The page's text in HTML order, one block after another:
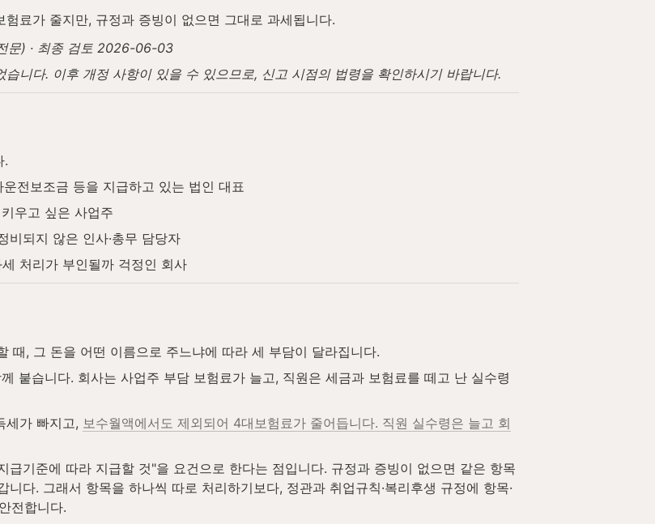
료가 줄지만, 규정과 증빙이 없으면 그대로 과세됩니다.
문) · 최종 검토 2026-06-03
니다. 이후 개정 사항이 있을 수 있으므로, 신고 시점의 법령을 확인하시기 바랍니다.
.
운전보조금 등을 지급하고 있는 법인 대표
우고 싶은 사업주
비되지 않은 인사·총무 담당자
처리가 부인될까 걱정인 회사
때, 그 돈을 어떤 이름으로 주느냐에 따라 세 부담이 달라집니다.
붙습니다. 회사는 사업주 부담 보험료가 늘고, 직원은 세금과 보험료를 떼고 난 실수령
세가 빠지고, 보수월액에서도 제외되어 4대보험료가 줄어듭니다. 직원 실수령은 늘고 회
기준에 따라 지급할 것"을 요건으로 한다는 점입니다. 규정과 증빙이 없으면 같은 항목
다. 그래서 항목을 하나씩 따로 처리하기보다, 정관과 취업규칙·복리후생 규정에 항목·
전합니다.